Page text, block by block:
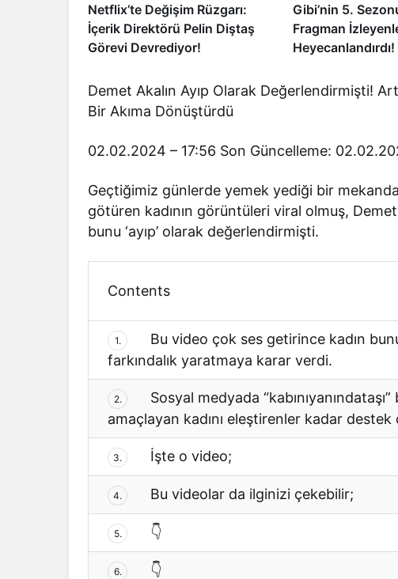
Netflix’te Değişim Rüzgarı:
İçerik Direktörü Pelin Diştaş
Görevi Devrediyor!
Gibi’nin 5.
Fragman
Heyecanlandırdı!
Demet Akalın Ayıp Olarak Değerlendirmişti!
Bir Akıma Dönüştürdü
02.02.2024 – 17:56 Son Güncelleme:
Geçtiğimiz günlerde yemek yediği bir
götüren kadının görüntüleri viral olmuş,
bunu ‘ayıp’ olarak değerlendirmişti.
Contents
1.
Bu video çok ses getirince kadın
farkındalık yaratmaya karar verdi.
2.
Sosyal medyada
amaçlayan kadını eleştirenler kadar
3. İşte o video;
4. Bu videolar da ilginizi çekebilir;
5. 👇
6. 👇